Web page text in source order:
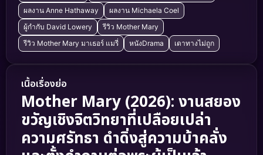
ผลงาน Anne Hathaway
ผลงาน Michaela Coel
ผู้กำกับ David Lowery
รีวิว Mother Mary
รีวิว Mother Mary มาเธอร์ แมรี่
หนังDrama เดาทางไม่ถูก
เนื้อเรื่องย่อ
Mother Mary (2026): งานสยอง
ขวัญเชิงจิตวิทยาที่เปลือยเปล่า
ความศรัทธา ดำดิ่งสู่ความบ้าคลั่ง